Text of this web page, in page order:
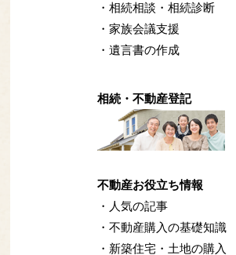
・相続相談・相続診断
・家族会議支援
・遺言書の作成
相続・不動産登記
不動産お役立ち情報
・人気の記事
・不動産購入の基礎知識
・新築住宅・土地の購入